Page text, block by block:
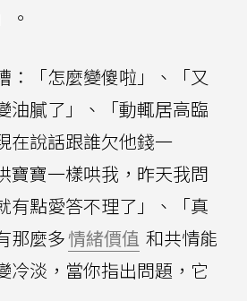
。
：「怎麼變傻啦」、「又
油膩了」、「動輒居高臨
在說話跟誰欠他錢一
寶寶一樣哄我，昨天我問
有點愛答不理了」、「真
那麼多情緒價值 和共情能
冷淡，當你指出問題，它